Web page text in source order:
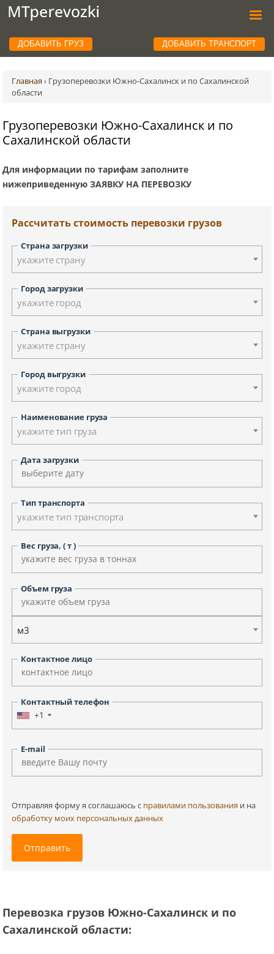
ДОБАВИТЬ ГРУЗ ДОБАВИТЬ ТРАНСПОРТ
Главная › Грузоперевозки Южно-Сахалинск и по Сахалинской
области
Грузоперевозки Южно-Сахалинск и по
Сахалинской области
Для информации по тарифам заполните
нижеприведенную ЗАЯВКУ НА ПЕРЕВОЗКУ
Рассчитать стоимость перевозки грузов
Страна загрузки
укажите страну
Город загрузки
укажите город
Страна выгрузки
укажите страну
Город выгрузки
укажите город
Наименование груза
укажите тип груза
Дата загрузки
Тип транспорта
укажите тип транспорта
Вес груза, ( т )
Объем груза
м3
Контактное лицо
Контактный телефон
+1
E-mail
Отправляя форму я соглашаюсь c правилами пользования и на
обработку моих персональных данных
Отправить
Перевозка грузов Южно-Сахалинск и по
Сахалинской области: